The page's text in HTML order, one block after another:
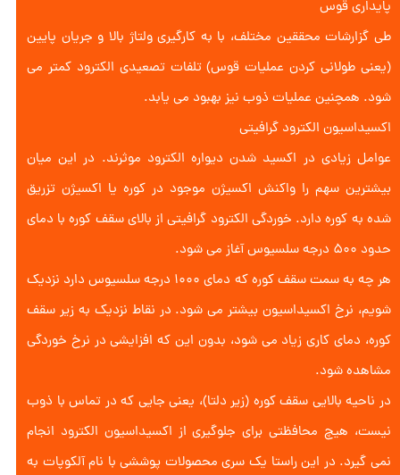
پایداری قوس
طی گزارشات محققین مختلف، با به کارگیری ولتاژ بالا و جریان پایین
(یعنی طولانی کردن عملیات قوس) تلفات تصعیدی الکترود کمتر می
شود. همچنین عملیات ذوب نیز بهبود می یابد.
اکسیداسیون الکترود گرافیتی
عوامل زیادی در اکسید شدن دیواره الکترود موثرند. در این میان
بیشترین سهم را واکنش اکسیژن موجود در کوره یا اکسیژن تزریق
شده به کوره دارد. خوردگی الکترود گرافیتی از بالای سقف کوره با دمای
حدود ۵۰۰ درجه سلسیوس آغاز می شود.
هر چه به سمت سقف کوره که دمای ۱۰۰۰ درجه سلسیوس دارد نزدیک
شویم، نرخ اکسیداسیون بیشتر می شود. در نقاط نزدیک به زیر سقف
کوره، دمای کاری زیاد می شود، بدون این که افزایشی در نرخ خوردگی
مشاهده شود.
در ناحیه بالایی سقف کوره (زیر دلتا)، یعنی جایی که در تماس با ذوب
نیست، هیچ محافظتی برای جلوگیری از اکسیداسیون الکترود انجام
نمی گیرد. در این راستا یک سری محصولات پوششی با نام آلکوپات به